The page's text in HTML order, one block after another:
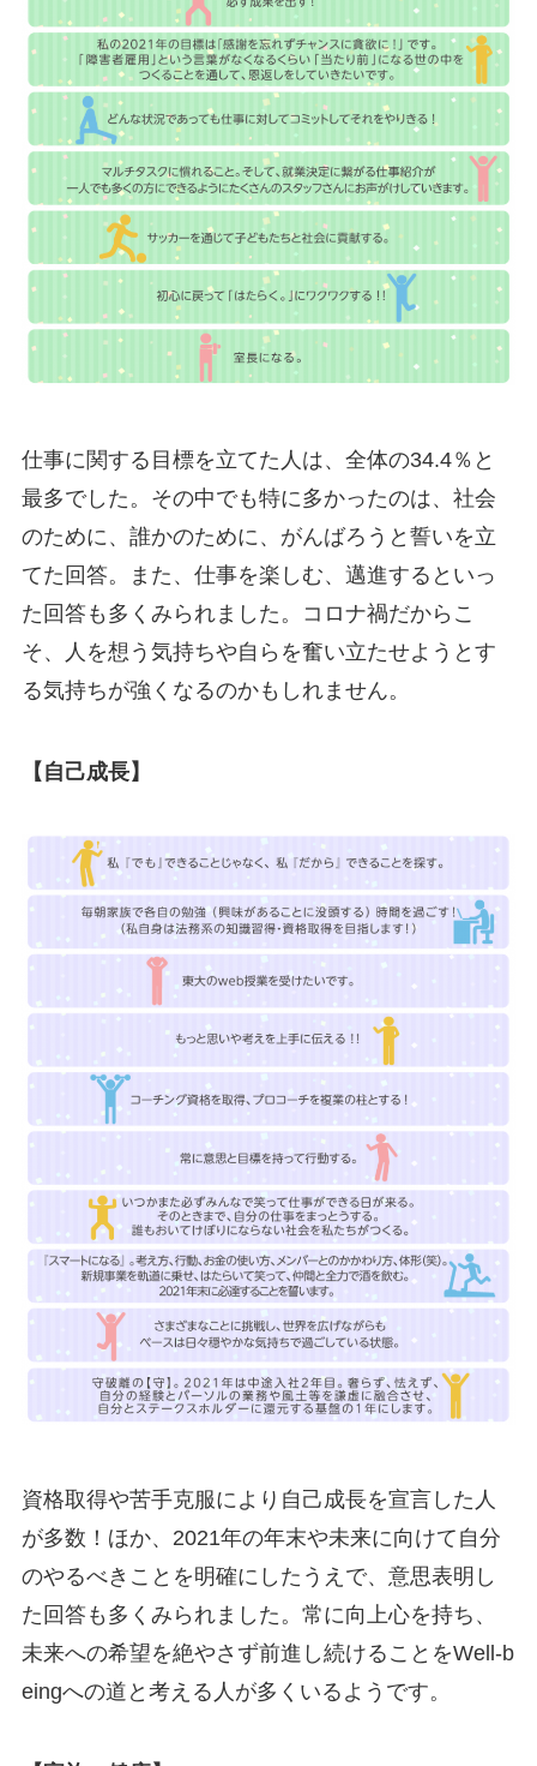
仕事に関する目標を立てた人は、全体の34.4％と
最多でした。その中でも特に多かったのは、社会
のために、誰かのために、がんばろうと誓いを立
てた回答。また、仕事を楽しむ、邁進するといっ
た回答も多くみられました。コロナ禍だからこ
そ、人を想う気持ちや自らを奮い立たせようとす
る気持ちが強くなるのかもしれません。
【自己成長】
資格取得や苦手克服により自己成長を宣言した人
が多数！ほか、2021年の年末や未来に向けて自分
のやるべきことを明確にしたうえで、意思表明し
た回答も多くみられました。常に向上心を持ち、
未来への希望を絶やさず前進し続けることをWell-b
eingへの道と考える人が多くいるようです。